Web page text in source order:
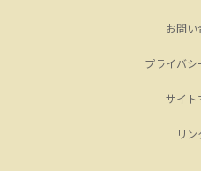
お問い
プライバシ
サイト
リン